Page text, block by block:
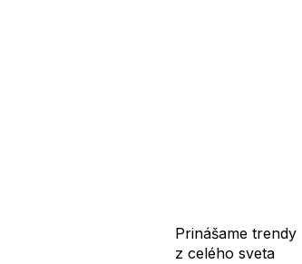
Prinášame trendy
z celého sveta